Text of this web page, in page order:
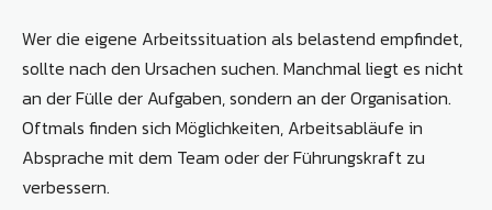
Wer die eigene Arbeitssituation als belastend empfindet,
sollte nach den Ursachen suchen. Manchmal liegt es nicht
an der Fülle der Aufgaben, sondern an der Organisation.
Oftmals finden sich Möglichkeiten, Arbeitsabläufe in
Absprache mit dem Team oder der Führungskraft zu
verbessern.